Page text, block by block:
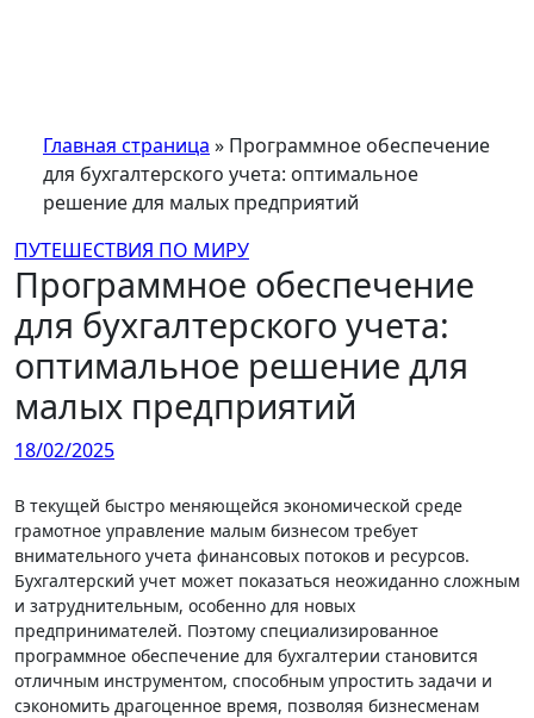
Главная страница » Программное обеспечение
для бухгалтерского учета: оптимальное
решение для малых предприятий
ПУТЕШЕСТВИЯ ПО МИРУ
Программное обеспечение
для бухгалтерского учета:
оптимальное решение для
малых предприятий
18/02/2025
В текущей быстро меняющейся экономической среде
грамотное управление малым бизнесом требует
внимательного учета финансовых потоков и ресурсов.
Бухгалтерский учет может показаться неожиданно сложным
и затруднительным, особенно для новых
предпринимателей. Поэтому специализированное
программное обеспечение для бухгалтерии становится
отличным инструментом, способным упростить задачи и
сэкономить драгоценное время, позволяя бизнесменам